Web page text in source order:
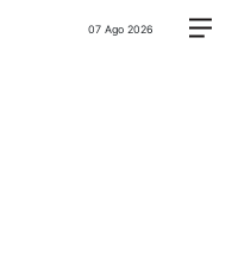
07 Ago 2026